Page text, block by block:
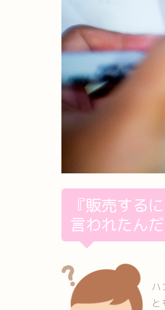
『販売する
言われたん
ハ
と